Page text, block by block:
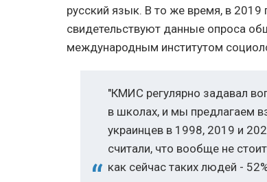
русский язык. В то же время, в
свидетельствуют данные опроса
международным институтом
"КМИС регулярно задавал
в школах, и мы предлагаем
украинцев в 1998, 2019 и
считали, что вообще не
как сейчас таких людей -